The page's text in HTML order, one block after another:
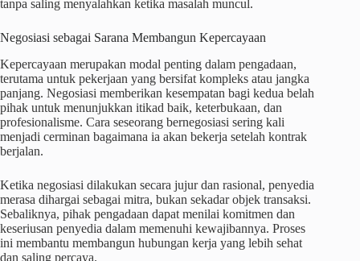
tanpa saling menyalahkan ketika masalah muncul.
Negosiasi sebagai Sarana Membangun Kepercayaan
Kepercayaan merupakan modal penting dalam pengadaan,
terutama untuk pekerjaan yang bersifat kompleks atau jangka
panjang. Negosiasi memberikan kesempatan bagi kedua belah
pihak untuk menunjukkan itikad baik, keterbukaan, dan
profesionalisme. Cara seseorang bernegosiasi sering kali
menjadi cerminan bagaimana ia akan bekerja setelah kontrak
berjalan.
Ketika negosiasi dilakukan secara jujur dan rasional, penyedia
merasa dihargai sebagai mitra, bukan sekadar objek transaksi.
Sebaliknya, pihak pengadaan dapat menilai komitmen dan
keseriusan penyedia dalam memenuhi kewajibannya. Proses
ini membantu membangun hubungan kerja yang lebih sehat
dan saling percaya.